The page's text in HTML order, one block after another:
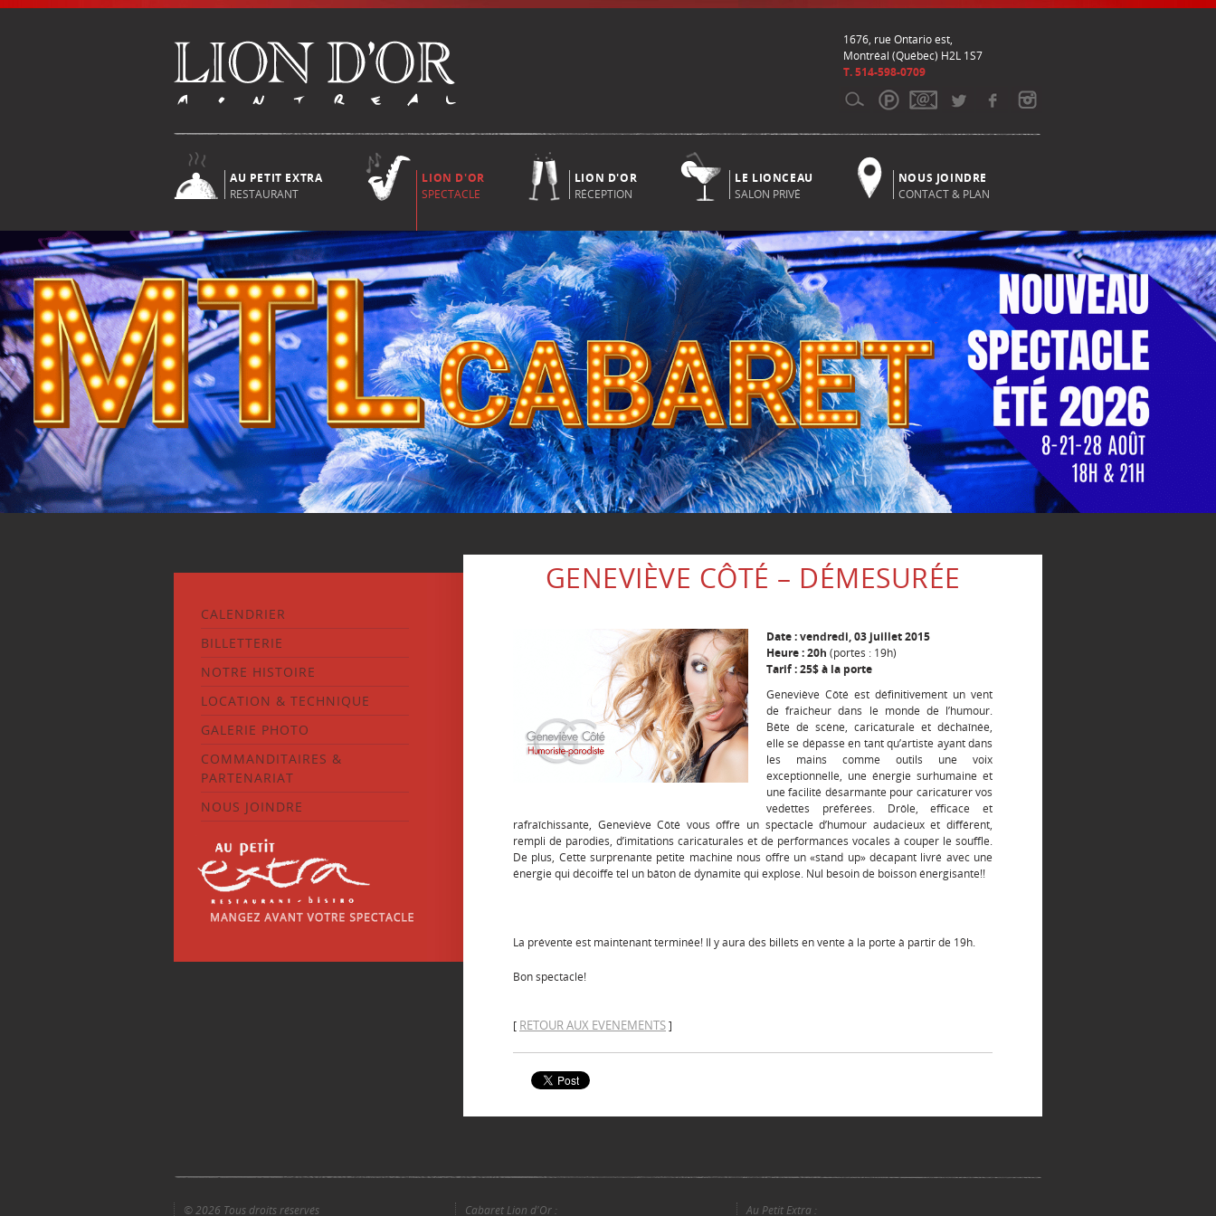
1676, rue Ontario est,
Montréal (Québec) H2L 1S7
T. 514-598-0709
AU PETIT EXTRA
RESTAURANT
LION D'OR
SPECTACLE
LION D'OR
RÉCEPTION
LE LIONCEAU
SALON PRIVÉ
NOUS JOINDRE
CONTACT & PLAN
CALENDRIER
BILLETTERIE
NOTRE HISTOIRE
LOCATION & TECHNIQUE
GALERIE PHOTO
COMMANDITAIRES &
PARTENARIAT
NOUS JOINDRE
GENEVIÈVE CÔTÉ – DÉMESURÉE
Date : vendredi, 03 juillet 2015
Heure : 20h (portes : 19h)
Tarif : 25$ à la porte
Geneviève Côté est définitivement un vent
de fraicheur dans le monde de l’humour.
Bête de scène, caricaturale et déchaînée,
elle se dépasse en tant qu’artiste ayant dans
les mains comme outils une voix
exceptionnelle, une énergie surhumaine et
une facilité désarmante pour caricaturer vos
vedettes préférées. Drôle, efficace et
rafraîchissante, Geneviève Côté vous offre un spectacle d’humour audacieux et différent,
rempli de parodies, d’imitations caricaturales et de performances vocales à couper le souffle.
De plus, Cette surprenante petite machine nous offre un «stand up» décapant livré avec une
énergie qui décoiffe tel un bâton de dynamite qui explose. Nul besoin de boisson énergisante!!
La prévente est maintenant terminée! Il y aura des billets en vente à la porte à partir de 19h.
Bon spectacle!
[ RETOUR AUX EVENEMENTS]
© 2026 Tous droits réservés Cabaret Lion d'Or : Au Petit Extra :